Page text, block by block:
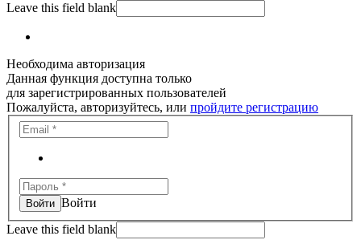
Leave this field blank
Необходима авторизация
Данная функция доступна только
для зарегистрированных пользователей
Пожалуйста, авторизуйтесь, или пройдите регистрацию
Войти
Leave this field blank